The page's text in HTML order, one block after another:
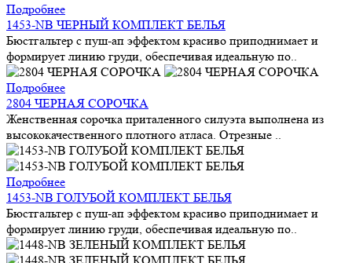
Подробнее
1453-NB ЧЕРНЫЙ КОМПЛЕКТ БЕЛЬЯ
Бюстгальтер с пуш-ап эффектом красиво приподнимает и
формирует линию груди, обеспечивая идеальную по..
Подробнее
2804 ЧЕРНАЯ СОРОЧКА
Женственная сорочка приталенного силуэта выполнена из
высококачественного плотного атласа. Отрезные ..
Подробнее
1453-NB ГОЛУБОЙ КОМПЛЕКТ БЕЛЬЯ
Бюстгальтер с пуш-ап эффектом красиво приподнимает и
формирует линию груди, обеспечивая идеальную по..